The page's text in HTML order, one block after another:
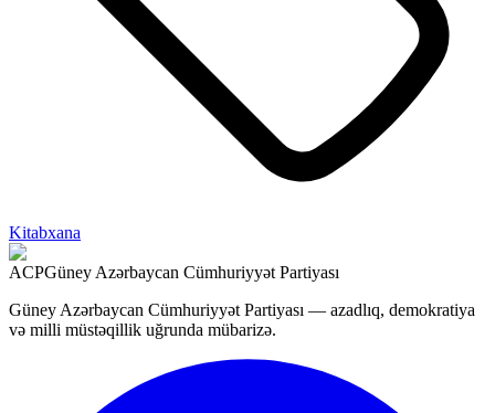
Kitabxana
ACPGüney Azərbaycan Cümhuriyyət Partiyası
Güney Azərbaycan Cümhuriyyət Partiyası — azadlıq, demokratiya
və milli müstəqillik uğrunda mübarizə.